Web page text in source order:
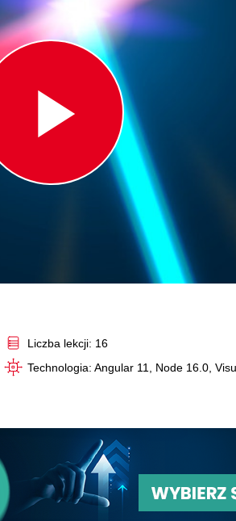
Play
Video
Liczba lekcji: 16
Technologia: Angular 11, Node 16.0,